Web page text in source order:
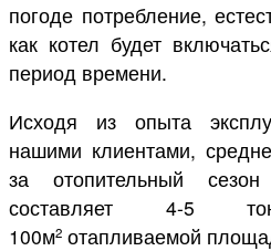
погоде потребление,
как котел будет
период времени.
Исходя из опыта
нашими клиентами,
за отопительный
составляет 4-5
100м2 отапливаемой